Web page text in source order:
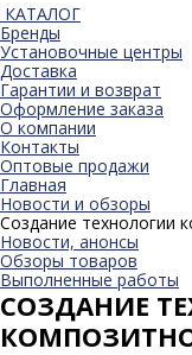
КАТАЛОГ
Бренды
Установочные центры
Доставка
Гарантии и возврат
Оформление заказа
О компании
Контакты
Оптовые продажи
Главная
Новости и обзоры
Создание технологии
Новости, анонсы
Обзоры товаров
Выполненные работы
СОЗДАНИЕ